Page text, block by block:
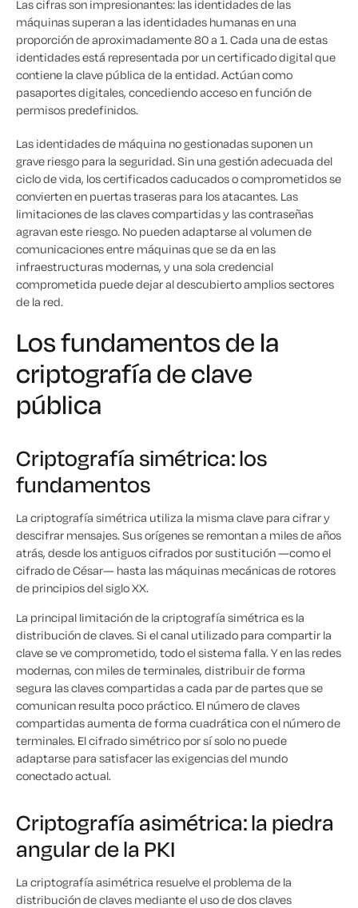
Las cifras son impresionantes: las identidades de las
máquinas superan a las identidades humanas en una
proporción de aproximadamente 80 a 1. Cada una de estas
identidades está representada por un certificado digital que
contiene la clave pública de la entidad. Actúan como
pasaportes digitales, concediendo acceso en función de
permisos predefinidos.
Las identidades de máquina no gestionadas suponen un
grave riesgo para la seguridad. Sin una gestión adecuada del
ciclo de vida, los certificados caducados o comprometidos se
convierten en puertas traseras para los atacantes. Las
limitaciones de las claves compartidas y las contraseñas
agravan este riesgo. No pueden adaptarse al volumen de
comunicaciones entre máquinas que se da en las
infraestructuras modernas, y una sola credencial
comprometida puede dejar al descubierto amplios sectores
de la red.
Los fundamentos de la
criptografía de clave
pública
Criptografía simétrica: los
fundamentos
La criptografía simétrica utiliza la misma clave para cifrar y
descifrar mensajes. Sus orígenes se remontan a miles de años
atrás, desde los antiguos cifrados por sustitución —como el
cifrado de César— hasta las máquinas mecánicas de rotores
de principios del siglo XX.
La principal limitación de la criptografía simétrica es la
distribución de claves. Si el canal utilizado para compartir la
clave se ve comprometido, todo el sistema falla. Y en las redes
modernas, con miles de terminales, distribuir de forma
segura las claves compartidas a cada par de partes que se
comunican resulta poco práctico. El número de claves
compartidas aumenta de forma cuadrática con el número de
terminales. El cifrado simétrico por sí solo no puede
adaptarse para satisfacer las exigencias del mundo
conectado actual.
Criptografía asimétrica: la piedra
angular de la PKI
La criptografía asimétrica resuelve el problema de la
distribución de claves mediante el uso de dos claves